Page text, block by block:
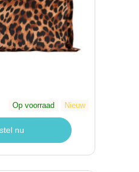
Op voorraad Nieuw
nu